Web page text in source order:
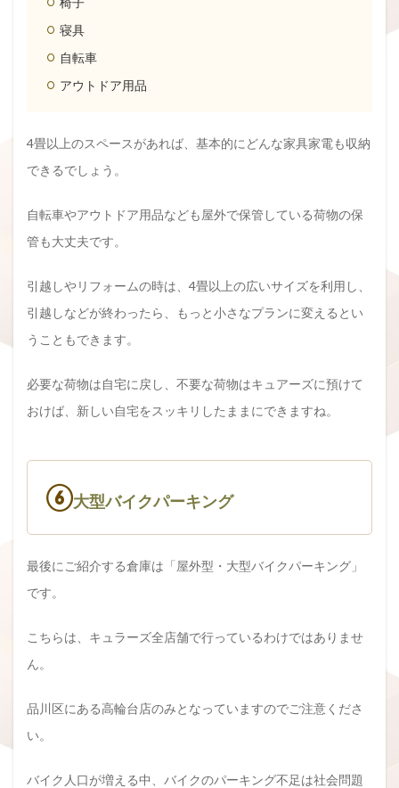
寝具
自転車
アウトドア用品
4畳以上のスペースがあれば、基本的にどんな家具家電も収納
できるでしょう。
自転車やアウトドア用品なども屋外で保管している荷物の保
管も大丈夫です。
引越しやリフォームの時は、4畳以上の広いサイズを利用し、
引越しなどが終わったら、もっと小さなプランに変えるとい
うこともできます。
必要な荷物は自宅に戻し、不要な荷物はキュアーズに預けて
おけば、新しい自宅をスッキリしたままにできますね。
⑥大型バイクパーキング
最後にご紹介する倉庫は「屋外型・大型バイクパーキング」
です。
こちらは、キュラーズ全店舗で行っているわけではありませ
ん。
品川区にある高輪台店のみとなっていますのでご注意くださ
い。
バイク人口が増える中、バイクのパーキング不足は社会問題